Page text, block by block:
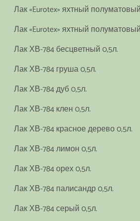
Лак «Eurotex» яхтный
Лак «Eurotex» яхтный
Лак ХВ-784 бесцветный 0,5л.
Лак ХВ-784 груша 0,5л.
Лак ХВ-784 дуб 0,5л.
Лак ХВ-784 клен 0,5л.
Лак ХВ-784 красное дерево 0,5л.
Лак ХВ-784 лимон 0,5л.
Лак ХВ-784 орех 0,5л.
Лак ХВ-784 палисандр 0,5л.
Лак ХВ-784 серый 0,5л.